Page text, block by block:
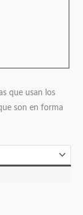
que usan los
son en forma